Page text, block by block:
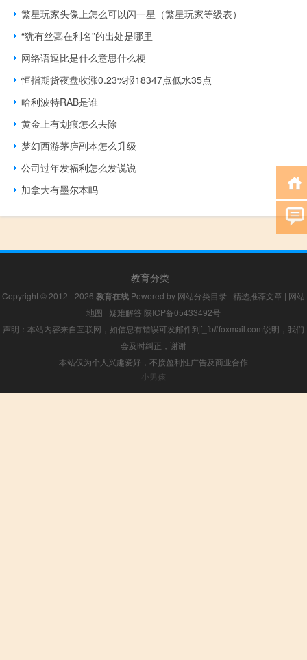
繁星玩家头像上怎么可以闪一星（繁星玩家等级表）
“犹有丝毫在利名”的出处是哪里
网络语逗比是什么意思什么梗
恒指期货夜盘收涨0.23%报18347点低水35点
哈利波特RAB是谁
黄金上有划痕怎么去除
梦幻西游茅庐副本怎么升级
公司过年发福利怎么发说说
加拿大有墨尔本吗
教育分类
Copyright © 2012 - 2026 教育在线 Powered by 网站分类目录 | 精选推荐文章 | 网站
地图 | 疑难解答 陕ICP备05433492号
声明：本站内容来自互联网，如信息有错误可发邮件到f_fb#foxmail.com说明，我们
会及时纠正，谢谢
本站仅为个人兴趣爱好，不接盈利性广告及商业合作
小男孩